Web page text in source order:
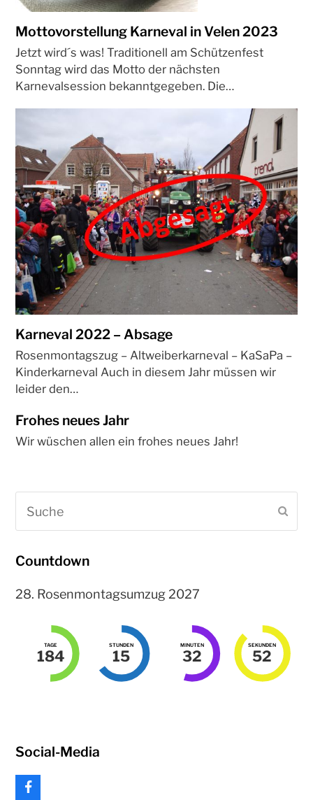
Mottovorstellung Karneval in Velen 2023
Jetzt wird´s was! Traditionell am Schützenfest
Sonntag wird das Motto der nächsten
Karnevalsession bekanntgegeben. Die…
Karneval 2022 – Absage
Rosenmontagszug – Altweiberkarneval – KaSaPa –
Kinderkarneval Auch in diesem Jahr müssen wir
leider den…
Frohes neues Jahr
Wir wüschen allen ein frohes neues Jahr!
Countdown
28. Rosenmontagsumzug 2027
TAGE
184
STUNDEN
15
MINUTEN
32
SEKUNDEN
52
Social-Media
F